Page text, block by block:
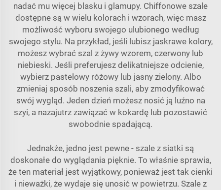
nadać mu więcej blasku i glamuру. Chiffonowe szale
dostępne są w wielu kolorach i wzorach, więc masz
możliwość wyboru swojego ulubionego według
swojego stylu. Na przykład, jeśli lubisz jaskrawe kolory,
możesz wybrać szal z żywy wzorem, czerwony lub
niebieski. Jeśli preferujesz delikatniejsze odcienie,
wybierz pastelowy różowy lub jasny zielony. Albo
zmieniaj sposób noszenia szali, aby zmodyfikować
swój wygląd. Jeden dzień możesz nosić ją luźno na
szyi, a nazajutrz zawiązać w kokardę lub pozostawić
swobodnie spadającą.
Jednakże, jedno jest pewne - szale z siatki są
doskonałe do wyglądania pięknie. To właśnie sprawia,
że ten materiał jest wyjątkowy, ponieważ jest tak cienki
i nieważki, że wydaje się unosić w powietrzu. Szale z